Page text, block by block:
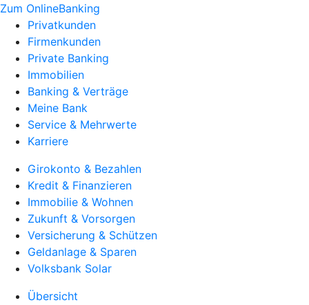
Zum OnlineBanking
Privatkunden
Firmenkunden
Private Banking
Immobilien
Banking & Verträge
Meine Bank
Service & Mehrwerte
Karriere
Girokonto & Bezahlen
Kredit & Finanzieren
Immobilie & Wohnen
Zukunft & Vorsorgen
Versicherung & Schützen
Geldanlage & Sparen
Volksbank Solar
Übersicht